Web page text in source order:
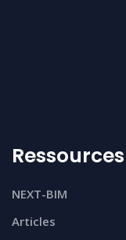
Ressources
NEXT-BIM
Articles